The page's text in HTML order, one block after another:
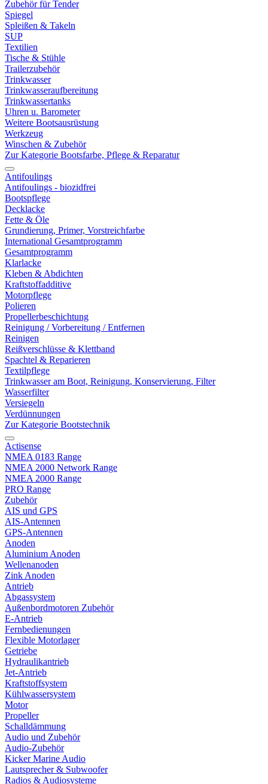
Zubehör für Tender
Spiegel
Spleißen & Takeln
SUP
Textilien
Tische & Stühle
Trailerzubehör
Trinkwasser
Trinkwasseraufbereitung
Trinkwassertanks
Uhren u. Barometer
Weitere Bootsausrüstung
Werkzeug
Winschen & Zubehör
Zur Kategorie Bootsfarbe, Pflege & Reparatur
Antifoulings
Antifoulings - biozidfrei
Bootspflege
Decklacke
Fette & Öle
Grundierung, Primer, Vorstreichfarbe
International Gesamtprogramm
Gesamtprogramm
Klarlacke
Kleben & Abdichten
Kraftstoffadditive
Motorpflege
Polieren
Propellerbeschichtung
Reinigung / Vorbereitung / Entfernen
Reinigen
Reißverschlüsse & Klettband
Spachtel & Reparieren
Textilpflege
Trinkwasser am Boot, Reinigung, Konservierung, Filter
Wasserfilter
Versiegeln
Verdünnungen
Zur Kategorie Bootstechnik
Actisense
NMEA 0183 Range
NMEA 2000 Network Range
NMEA 2000 Range
PRO Range
Zubehör
AIS und GPS
AIS-Antennen
GPS-Antennen
Anoden
Aluminium Anoden
Wellenanoden
Zink Anoden
Antrieb
Abgassystem
Außenbordmotoren Zubehör
E-Antrieb
Fernbedienungen
Flexible Motorlager
Getriebe
Hydraulikantrieb
Jet-Antrieb
Kraftstoffsystem
Kühlwassersystem
Motor
Propeller
Schalldämmung
Audio und Zubehör
Audio-Zubehör
Kicker Marine Audio
Lautsprecher & Subwoofer
Radios & Audiosysteme